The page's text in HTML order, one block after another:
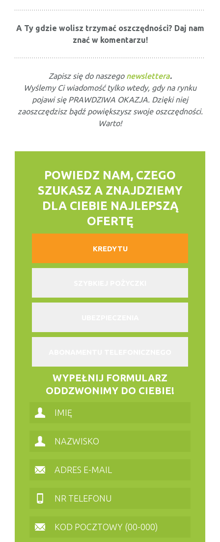
A Ty gdzie wolisz trzymać oszczędności? Daj nam
znać w komentarzu!
Zapisz się do naszego newslettera.
Wyślemy Ci wiadomość tylko wtedy, gdy na rynku
pojawi się PRAWDZIWA OKAZJA. Dzięki niej
zaoszczędzisz bądź powiększysz swoje oszczędności.
Warto!
POWIEDZ NAM, CZEGO
SZUKASZ A ZNAJDZIEMY
DLA CIEBIE NAJLEPSZĄ
OFERTĘ
KREDYTU
WYPEŁNIJ FORMULARZ
ODDZWONIMY DO CIEBIE!